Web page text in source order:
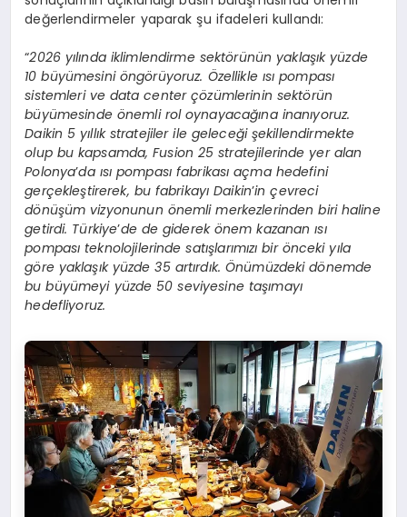
değerlendirmeler yaparak şu ifadeleri kullandı:
“2026 yılında iklimlendirme sektörünün yaklaşık yüzde
10 büyümesini öngörüyoruz. Özellikle ısı pompası
sistemleri ve data center çözümlerinin sektörün
büyümesinde önemli rol oynayacağına inanıyoruz.
Daikin 5 yıllık stratejiler ile geleceği şekillendirmekte
olup bu kapsamda, Fusion 25 stratejilerinde yer alan
Polonya’da ısı pompası fabrikası açma hedefini
gerçekleştirerek, bu fabrikayı Daikin’in çevreci
dönüşüm vizyonunun önemli merkezlerinden biri haline
getirdi. Türkiye’de de giderek önem kazanan ısı
pompası teknolojilerinde satışlarımızı bir önceki yıla
göre yaklaşık yüzde 35 artırdık. Önümüzdeki dönemde
bu büyümeyi yüzde 50 seviyesine taşımayı
hedefliyoruz.